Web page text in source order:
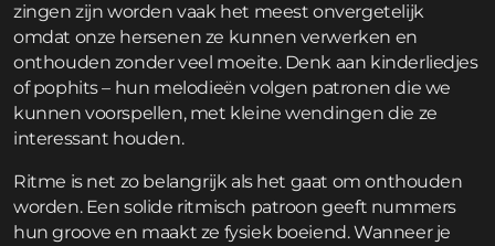
zingen zijn worden vaak het meest onvergetelijk
omdat onze hersenen ze kunnen verwerken en
onthouden zonder veel moeite. Denk aan kinderliedjes
of pophits – hun melodieën volgen patronen die we
kunnen voorspellen, met kleine wendingen die ze
interessant houden.
Ritme is net zo belangrijk als het gaat om onthouden
worden. Een solide ritmisch patroon geeft nummers
hun groove en maakt ze fysiek boeiend. Wanneer je